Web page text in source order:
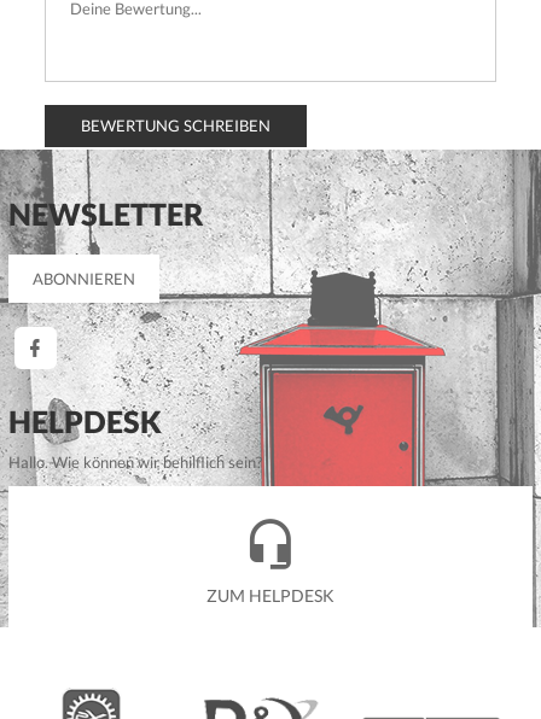
BEWERTUNG SCHREIBEN
NEWSLETTER
HELPDESK
Hallo. Wie können wir behilflich sein?
ZUM HELPDESK